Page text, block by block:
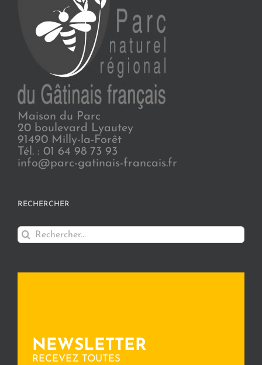
Maison du Parc
20 boulevard Lyautey
91490 Milly-la-Forêt
Tél. : 01 64 98 73 93
info@parc-gatinais-francais.fr
RECHERCHER
Rechercher:
NEWSLETTER
RECEVEZ TOUTES